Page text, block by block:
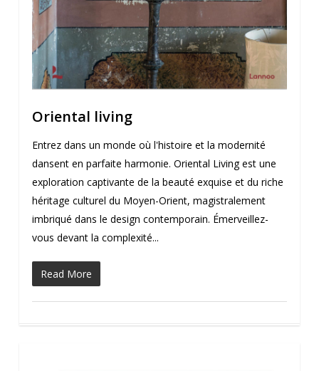
Oriental living
Entrez dans un monde où l'histoire et la modernité
dansent en parfaite harmonie. Oriental Living est une
exploration captivante de la beauté exquise et du riche
héritage culturel du Moyen-Orient, magistralement
imbriqué dans le design contemporain. Émerveillez-
vous devant la complexité...
Read More